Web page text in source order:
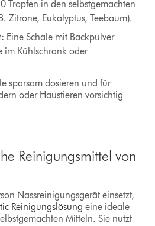
Tropfen in den selbstgemachten
Zitrone, Eukalyptus, Teebaum).
Eine Schale mit Backpulver
im Kühlschrank oder
sparsam dosieren und für
oder Haustieren vorsichtig
Reinigungsmittel von
Nassreinigungsgerät einsetzt,
Reinigungslösung eine ideale
Mitteln. Sie nutzt